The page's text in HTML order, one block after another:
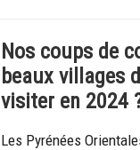
Nos coups de
beaux villages
visiter en 2024
Les Pyrénées